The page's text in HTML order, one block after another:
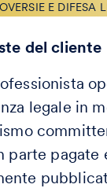
E DIFESA
del cliente
legale in
parte